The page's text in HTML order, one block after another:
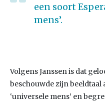
een soort
mens’.
Volgens Janssen is dat
beschouwde zijn beeldtaal
‘universele mens’ en